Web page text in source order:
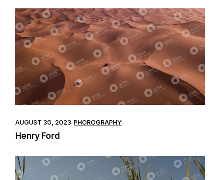
AUGUST 30, 2023 PHOROGRAPHY
Henry Ford